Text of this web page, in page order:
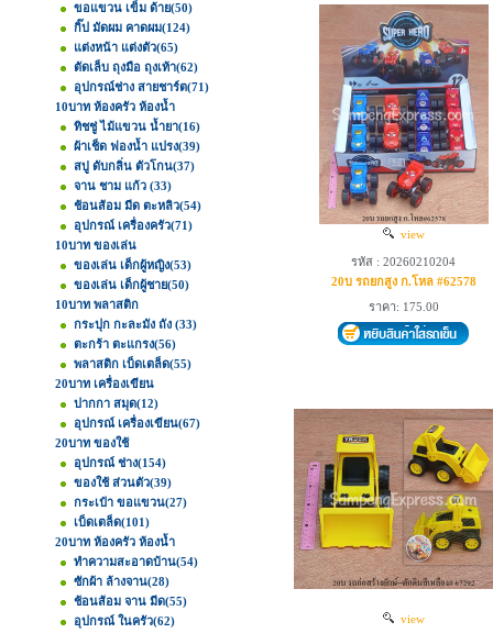
ขอแขวน เข็ม ด้าย(50)
กิ๊ป มัดผม คาดผม(124)
แต่งหน้า แต่งตัว(65)
ตัดเล็บ ถุงมือ ถุงเท้า(62)
อุปกรณ์ช่าง สายชาร์ต(71)
10บาท ห้องครัว ห้องน้ำ
ทิชชู่ ไม้แขวน น้ำยา(16)
ผ้าเช็ด ฟองน้ำ แปรง(39)
สบู่ ดับกลิ่น ตัวโกน(37)
จาน ชาม แก้ว (33)
ช้อนส้อม มีด ตะหลิว(54)
อุปกรณ์ เครื่องครัว(71)
10บาท ของเล่น
ของเล่น เด็กผู้หญิง(53)
ของเล่น เด็กผู้ชาย(50)
10บาท พลาสติก
กระปุก กะละมัง ถัง (33)
ตะกร้า ตะแกรง(56)
พลาสติก เบ็ดเตล็ด(55)
20บาท เครื่องเขียน
ปากกา สมุด(12)
อุปกรณ์ เครื่องเขียน(67)
20บาท ของใช้
อุปกรณ์ ช่าง(154)
ของใช้ ส่วนตัว(39)
กระเป๋า ขอแขวน(27)
เบ็ดเตล็ด(101)
20บาท ห้องครัว ห้องน้ำ
ทำความสะอาดบ้าน(54)
ซักผ้า ล้างจาน(28)
ช้อนส้อม จาน มีด(55)
อุปกรณ์ ในครัว(62)
view
รหัส : 20260210204
20บ รถยกสูง ก.โหล #62578
ราคา: 175.00
view